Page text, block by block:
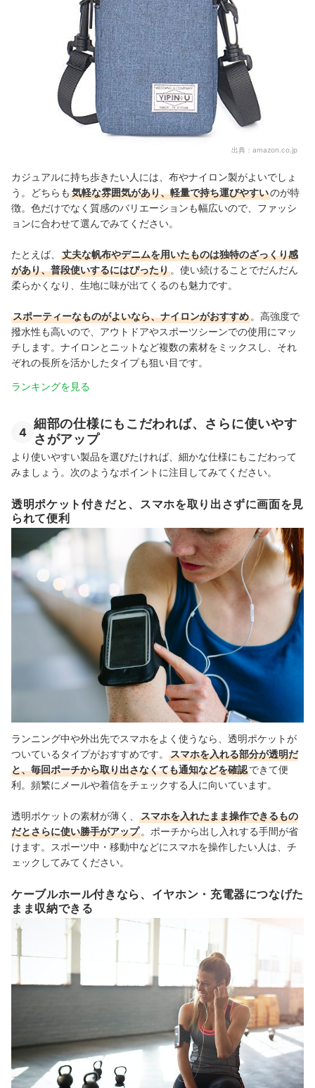
出典： amazon.co.jp
カジュアルに持ち歩きたい人には、布やナイロン製がよいでしょ
う。どちらも 気軽な雰囲気があり、軽量で持ち運びやすいのが特
徴。色だけでなく質感のバリエーションも幅広いので、ファッシ
ョンに合わせて選んでみてください。
たとえば、
丈夫な帆布やデニムを用いたものは独特のざっくり感
があり、普段使いするにはぴったり 。使い続けることでだんだん
柔らかくなり、生地に味が出てくるのも魅力です。
スポーティーなものがよいなら、ナイロンがおすすめ 。高強度で
撥水性も高いので、アウトドアやスポーツシーンでの使用にマッ
チします。ナイロンとニットなど複数の素材をミックスし、それ
ぞれの長所を活かしたタイプも狙い目です。
ランキングを見る
4
細部の仕様にもこだわれば、さらに使いやす
さがアップ
より使いやすい製品を選びたければ、細かな仕様にもこだわって
みましょう。次のようなポイントに注目してみてください。
透明ポケット付きだと、スマホを取り出さずに画面を見
られて便利
ランニング中や外出先でスマホをよく使うなら、透明ポケットが
ついているタイプがおすすめです。
スマホを入れる部分が透明だ
と、毎回ポーチから取り出さなくても通知などを確認できて便
利。頻繁にメールや着信をチェックする人に向いています。
透明ポケットの素材が薄く、
スマホを入れたまま操作できるもの
だとさらに使い勝手がアップ 。ポーチから出し入れする手間が省
けます。スポーツ中・移動中などにスマホを操作したい人は、チ
ェックしてみてください。
ケーブルホール付きなら、イヤホン・充電器につなげた
まま収納できる